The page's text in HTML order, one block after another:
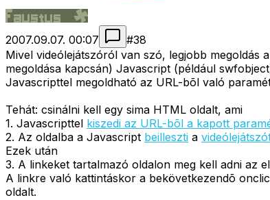
2007.09.07. 00:07 #38
Mivel videólejátszóról van szó, legjobb megoldás
megoldása kapcsán) Javascript (például
Javascripttel megoldható az URL-bõl való
Tehát: csinálni kell egy sima HTML oldalt, ami
1. Javascripttel kiszedi az URL-bõl a kapott
2. Az oldalba a Javascript beilleszti a
Ezek után
3. A linkeket tartalmazó oldalon meg kell adni az
A linkre való kattintáskor a bekövetkezendõ
oldalt.